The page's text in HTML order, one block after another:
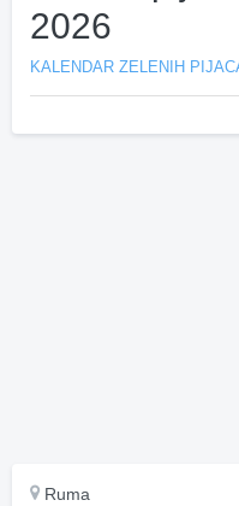
2026
KALENDAR ZELENIH
Ruma